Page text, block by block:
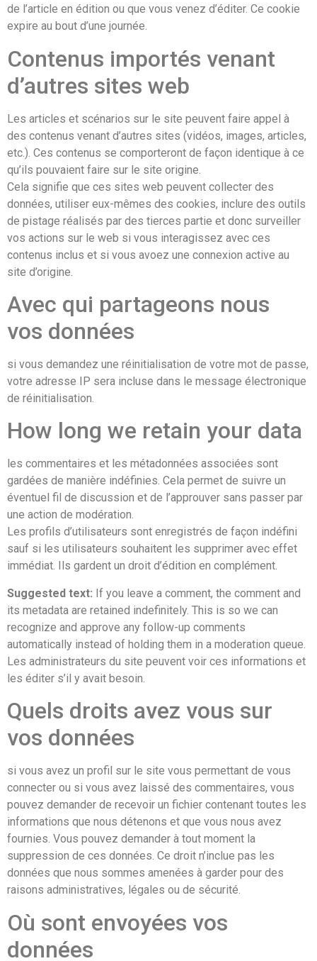
de l’article en édition ou que vous venez d’éditer. Ce cookie
expire au bout d’une journée.
Contenus importés venant
d’autres sites web
Les articles et scénarios sur le site peuvent faire appel à
des contenus venant d’autres sites (vidéos, images, articles,
etc.). Ces contenus se comporteront de façon identique à ce
qu’ils pouvaient faire sur le site origine.
Cela signifie que ces sites web peuvent collecter des
données, utiliser eux-mêmes des cookies, inclure des outils
de pistage réalisés par des tierces partie et donc surveiller
vos actions sur le web si vous interagissez avec ces
contenus inclus et si vous avoez une connexion active au
site d’origine.
Avec qui partageons nous
vos données
si vous demandez une réinitialisation de votre mot de passe,
votre adresse IP sera incluse dans le message électronique
de réinitialisation.
How long we retain your data
les commentaires et les métadonnées associées sont
gardées de manière indéfinies. Cela permet de suivre un
éventuel fil de discussion et de l’approuver sans passer par
une action de modération.
Les profils d’utilisateurs sont enregistrés de façon indéfini
sauf si les utilisateurs souhaitent les supprimer avec effet
immédiat. Ils gardent un droit d’édition en complément.
Suggested text: If you leave a comment, the comment and
its metadata are retained indefinitely. This is so we can
recognize and approve any follow-up comments
automatically instead of holding them in a moderation queue.
Les administrateurs du site peuvent voir ces informations et
les éditer s’il y avait besoin.
Quels droits avez vous sur
vos données
si vous avez un profil sur le site vous permettant de vous
connecter ou si vous avez laissé des commentaires, vous
pouvez demander de recevoir un fichier contenant toutes les
informations que nous détenons et que vous nous avez
fournies. Vous pouvez demander à tout moment la
suppression de ces données. Ce droit n’inclue pas les
données que nous sommes amenées à garder pour des
raisons administratives, légales ou de sécurité.
Où sont envoyées vos
données